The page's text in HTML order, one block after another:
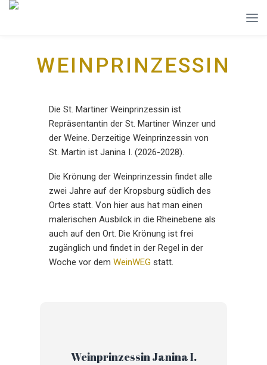
WEINPRINZESSIN
Die St. Martiner Weinprinzessin ist
Repräsentantin der St. Martiner Winzer und
der Weine. Derzeitige Weinprinzessin von
St. Martin ist Janina I. (2026-2028).
Die Krönung der Weinprinzessin findet alle
zwei Jahre auf der Kropsburg südlich des
Ortes statt. Von hier aus hat man einen
malerischen Ausbilck in die Rheinebene als
auch auf den Ort. Die Krönung ist frei
zugänglich und findet in der Regel in der
Woche vor dem WeinWEG statt.
Weinprinzessin Janina I.